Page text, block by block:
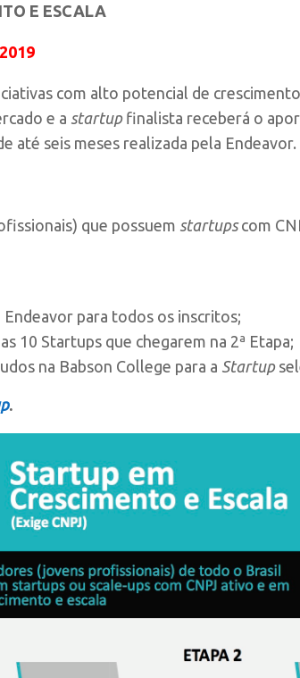
E ESCALA
com alto potencial de
e a startupfinalista receberá o
até seis meses realizada pela Endeavor.
que possuem startupscom
para todos os inscritos;
10 Startups que chegarem na 2ª Etapa;
na Babson College para a Startup
.